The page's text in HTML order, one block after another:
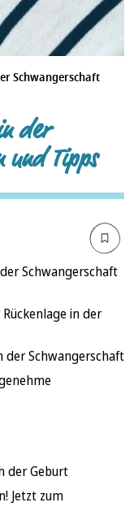
Schwangerschaft
der
und Tipps
Schwangerschaft
in der
der Schwangerschaft
der Geburt
Jetzt zum